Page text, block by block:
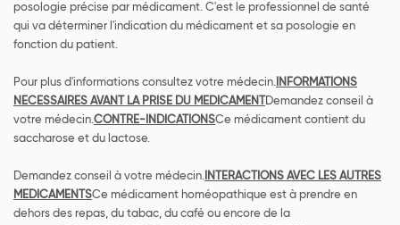
posologie précise par médicament. C'est le professionnel de santé
qui va déterminer l'indication du médicament et sa posologie en
fonction du patient.
Pour plus d'informations consultez votre médecin. INFORMATIONS
NECESSAIRES AVANT LA PRISE DU MEDICAMENTDemandez conseil à
votre médecin.CONTRE-INDICATIONSCe médicament contient du
saccharose et du lactose.
Demandez conseil à votre médecin. INTERACTIONS AVEC LES AUTRES
MEDICAMENTSCe médicament homéopathique est à prendre en
dehors des repas, du tabac, du café ou encore de la